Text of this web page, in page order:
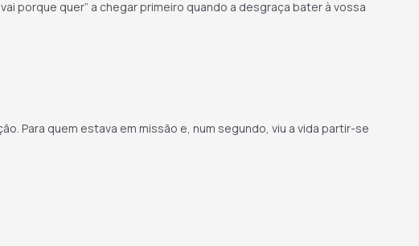
porque quer” a chegar primeiro quando a desgraça bater à vossa
Para quem estava em missão e, num segundo, viu a vida partir-se